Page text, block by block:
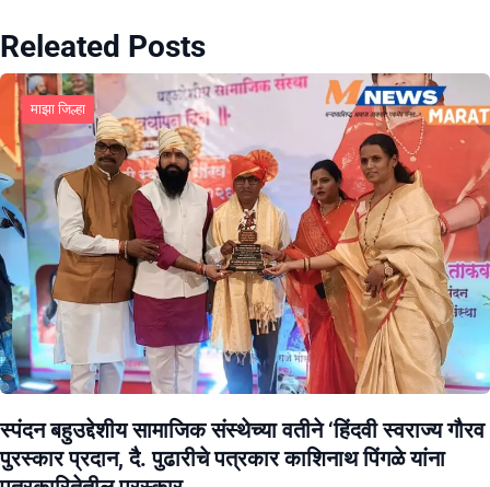
Releated Posts
माझा जिल्हा
स्पंदन बहुउद्देशीय सामाजिक संस्थेच्या वतीने ‘हिंदवी स्वराज्य गौरव
पुरस्कार प्रदान, दै. पुढारीचे पत्रकार काशिनाथ पिंगळे यांना